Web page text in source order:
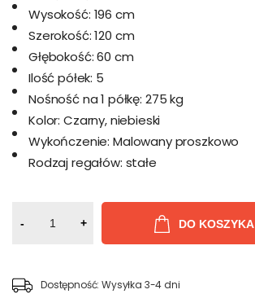
Wysokość: 196 cm
Szerokość: 120 cm
Głębokość: 60 cm
Ilość półek: 5
Nośność na 1 półkę: 275 kg
Kolor: Czarny, niebieski
Wykończenie: Malowany proszkowo
Rodzaj regałów: stałe
- + DO KOSZYKA
Dostępność: Wysyłka 3-4 dni